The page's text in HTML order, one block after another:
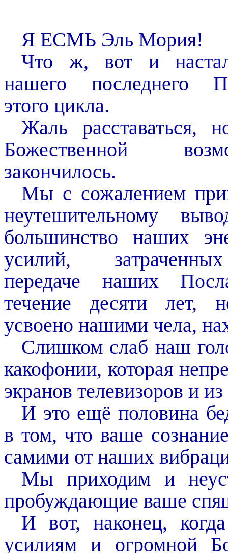
Я ЕСМЬ Эль Мория!
Что ж, вот и
нашего последнего
этого цикла.
Жаль расставаться,
Божественной
закончилось.
Мы с сожалением
неутешительному
большинство наших
усилий,
передаче наших
течение десяти лет,
усвоено нашими чела,
Слишком слаб наш
какофонии, которая
экранов телевизоров и
И это ещё половина
в том, что ваше
самими от наших
Мы приходим и
пробуждающие ваше
И вот, наконец,
усилиям и огромной